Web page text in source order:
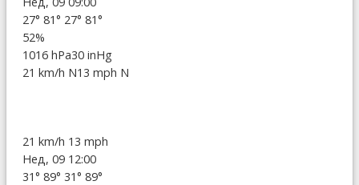
27° 81° 27° 81°
52%
1016 hPa30 inHg
21 km/h N13 mph N
21 km/h 13 mph
Нед, 09 12:00
31° 89° 31° 89°